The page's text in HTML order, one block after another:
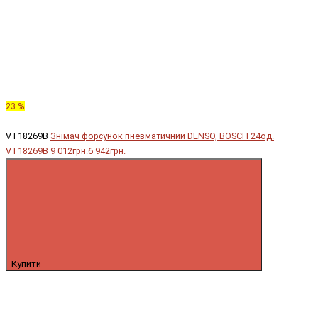
23 %
VT18269B Знімач форсунок пневматичний DENSO, BOSCH 24од.
VT18269B 9 012грн.6 942грн.
Купити